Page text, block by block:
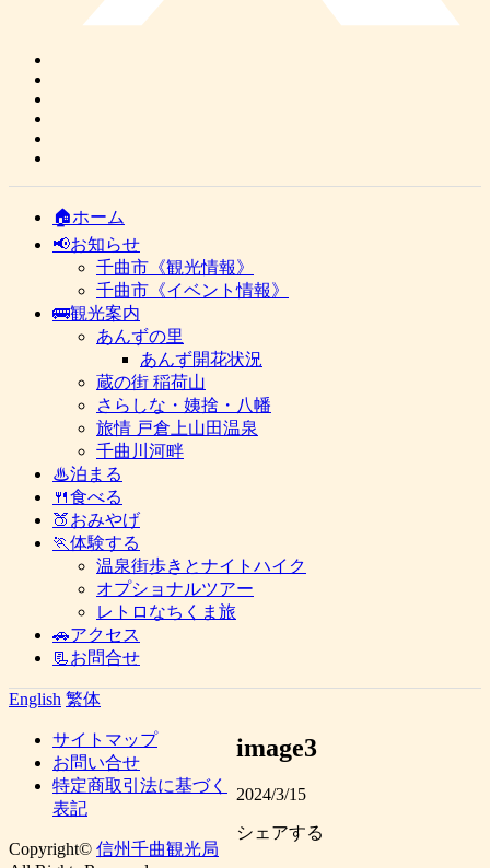
🏠ホーム
📢お知らせ
千曲市《観光情報》
千曲市《イベント情報》
🚌観光案内
あんずの里
あんず開花状況
蔵の街 稲荷山
さらしな・姨捨・八幡
旅情 戸倉上山田温泉
千曲川河畔
♨泊まる
🍴食べる
🍑おみやげ
🏃体験する
温泉街歩きとナイトハイク
オプショナルツアー
レトロなちくま旅
🚗アクセス
📃お問合せ
English 繁体
image3
2024/3/15
シェアする
サイトマップ
お問い合せ
特定商取引法に基づく
表記
Copyright© 信州千曲観光局